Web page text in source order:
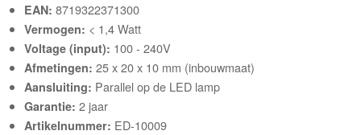
EAN: 8719322371300
Vermogen: < 1,4 Watt
Voltage (input): 100 - 240V
Afmetingen: 25 x 20 x 10 mm (inbouwmaat)
Aansluiting: Parallel op de LED lamp
Garantie: 2 jaar
Artikelnummer: ED-10009